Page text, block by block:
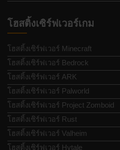
โฮสติ้งเซิร์ฟเวอร์เกม
โฮสติ้งเซิร์ฟเวอร์ Minecraft
โฮสติ้งเซิร์ฟเวอร์ Bedrock
โฮสติ้งเซิร์ฟเวอร์ ARK
โฮสติ้งเซิร์ฟเวอร์ Palworld
โฮสติ้งเซิร์ฟเวอร์ Project Zomboid
โฮสติ้งเซิร์ฟเวอร์ Rust
โฮสติ้งเซิร์ฟเวอร์ Valheim
โฮสติ้งเซิร์ฟเวอร์ Hytale